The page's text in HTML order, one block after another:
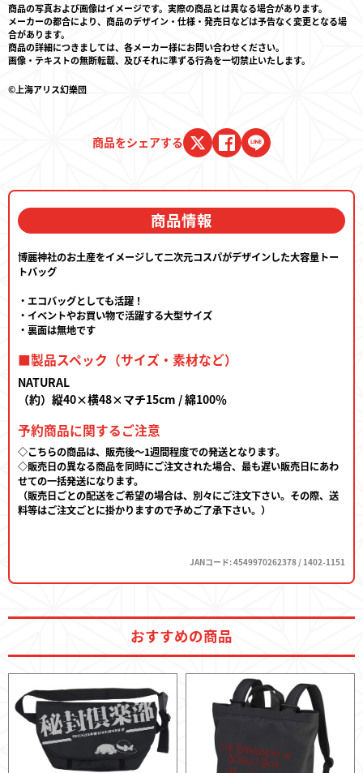
商品の写真および画像はイメージです。実際の商品とは異なる場合があります。
メーカーの都合により、商品のデザイン・仕様・発売日などは予告なく変更となる場
合があります。
商品の詳細につきましては、各メーカー様にお問い合わせください。
画像・テキストの無断転載、及びそれに準ずる行為を一切禁止いたします。
©上海アリス幻樂団
商品をシェアする
商品情報
博麗神社のお土産をイメージして二次元コスパがデザインした大容量トー
トバッグ
・エコバッグとしても活躍！
・イベントやお買い物で活躍する大型サイズ
・裏面は無地です
■製品スペック（サイズ・素材など）
NATURAL
（約）縦40×横48×マチ15cm / 綿100％
予約商品に関するご注意
◇こちらの商品は、販売後～1週間程度での発送となります。
◇販売日の異なる商品を同時にご注文された場合、最も遅い販売日にあわ
せての一括発送になります。
（販売日ごとの配送をご希望の場合は、別々にご注文下さい。その際、送
料等はご注文ごとに掛かりますので予めご了承下さい。）
JANコード: 4549970262378 / 1402-1151
おすすめの商品